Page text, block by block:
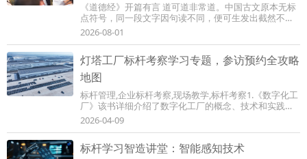
《道德经》开篇有言 道可道非常道。中国古文原本无标
点符号，同一段文字因句读不同，便可生发出截然不同
的哲思意蕴，藏着东方智慧对万物规律的辩证...
2026-08-01
灯塔工厂标杆考察学习专题，参访预约全攻略
地图
标杆管理,企业标杆考察,现场教学,标杆考察1.《数字化工
厂》该书详细介绍了数字化工厂的概念、技术和实践，
是一本较为全面的数字化工厂指南。 2.《灯...
2026-04-09
标杆学习智造讲堂：智能感知技术